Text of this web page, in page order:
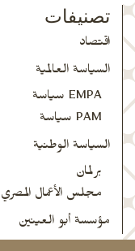
تصنيفات
اقتصاد
السياسة العالمية
EMPA سياسة
PAM سياسة
السياسة الوطنية
برلمان
مجلس الأعمال المصري
مؤسسة أبو العينين